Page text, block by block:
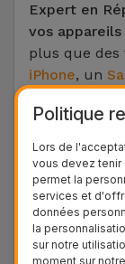
Expert en
vos appareils
plus que des
iPhone, un
sur toutes
types de
cassé,
données,
de la vitre
Votre
Politique
Lors de
vous devez
permet la
services et
données
la
sur notre
moment sur notre